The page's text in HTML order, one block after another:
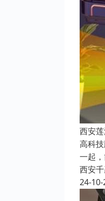
西安
高科
一起
西安
24-10-